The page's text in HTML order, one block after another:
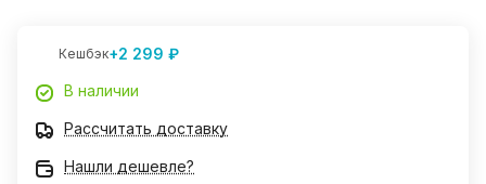
Кешбэк+2 299 ₽
В наличии
Рассчитать доставку
Нашли дешевле?